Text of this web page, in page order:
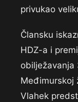
privukao
Člansku
HDZ-a i
obilježavanja
Međimurskoj
Vlahek